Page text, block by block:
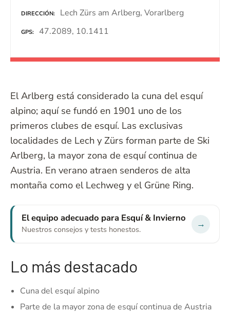
DIRECCIÓN Lech Zürs am Arlberg, Vorarlberg
GPS 47.2089, 10.1411
El Arlberg está considerado la cuna del esquí
alpino; aquí se fundó en 1901 uno de los
primeros clubes de esquí. Las exclusivas
localidades de Lech y Zürs forman parte de Ski
Arlberg, la mayor zona de esquí continua de
Austria. En verano atraen senderos de alta
montaña como el Lechweg y el Grüne Ring.
El equipo adecuado para Esquí & Invierno
Nuestros consejos y tests honestos. →
Lo más destacado
Cuna del esquí alpino
Parte de la mayor zona de esquí continua de Austria